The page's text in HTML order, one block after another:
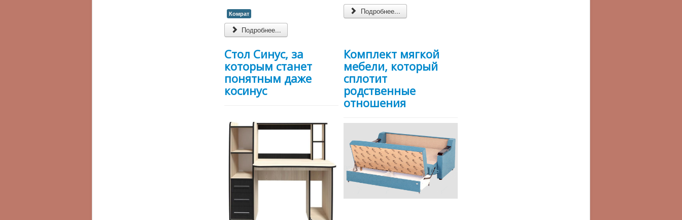
Комрат
Подробнее...
Подробнее...
Стол Синус, за
которым станет
понятным даже
косинус
Комплект мягкой
мебели, который
сплотит
родственные
отношения